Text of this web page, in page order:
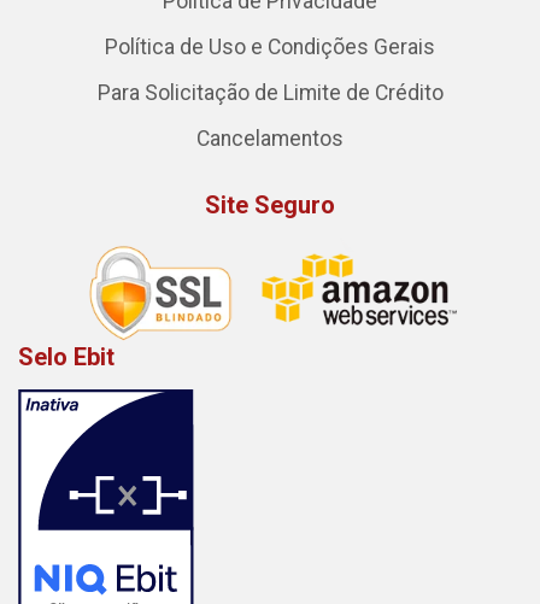
Política de Uso e Condições Gerais
Para Solicitação de Limite de Crédito
Cancelamentos
Site Seguro
Selo Ebit